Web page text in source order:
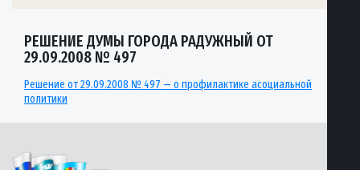
РЕШЕНИЕ ДУМЫ ГОРОДА РАДУЖНЫЙ ОТ
29.09.2008 № 497
Решение от 29.09.2008 № 497 — о профилактике асоциальной
политики